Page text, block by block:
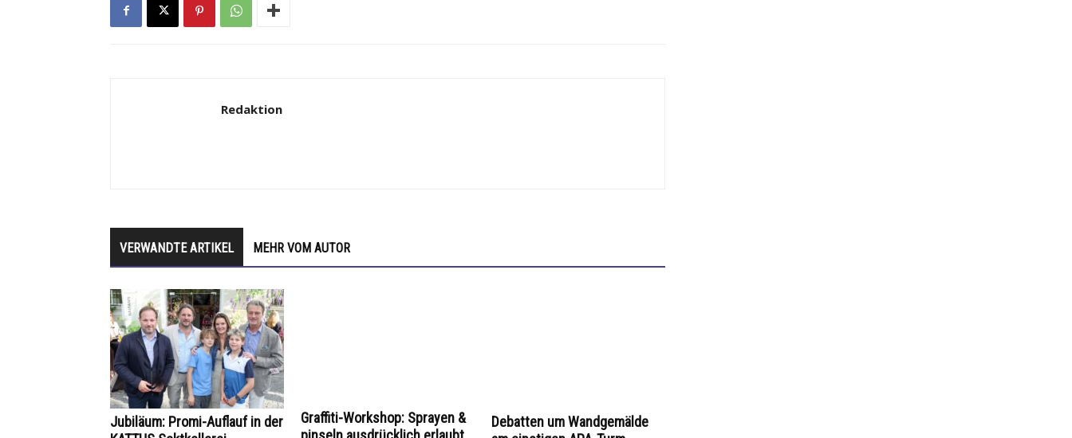
Redaktion
VERWANDTE ARTIKEL MEHR VOM AUTOR
Jubiläum: Promi-Auflauf in der
Graffiti-Workshop: Sprayen &
Debatten um Wandgemälde